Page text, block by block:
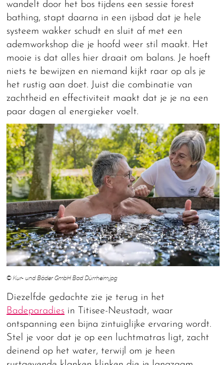
wandelt door het bos tijdens een sessie forest
bathing, stapt daarna in een ijsbad dat je hele
systeem wakker schudt en sluit af met een
ademworkshop die je hoofd weer stil maakt. Het
mooie is dat alles hier draait om balans. Je hoeft
niets te bewijzen en niemand kijkt raar op als je
het rustig aan doet. Juist die combinatie van
zachtheid en effectiviteit maakt dat je je na een
paar dagen al energieker voelt.
© Kur- und Bäder GmbH Bad Dürrheim.jpg
Diezelfde gedachte zie je terug in het
Badeparadies in Titisee-Neustadt, waar
ontspanning een bijna zintuiglijke ervaring wordt.
Stel je voor dat je op een luchtmatras ligt, zacht
deinend op het water, terwijl om je heen